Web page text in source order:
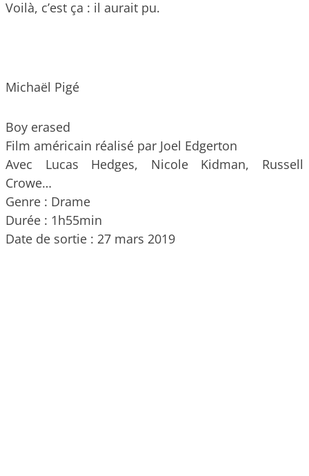
Voilà, c’est ça : il aurait pu.
Michaël Pigé
Boy erased
Film américain réalisé par Joel Edgerton
Avec Lucas Hedges, Nicole Kidman, Russell
Crowe…
Genre : Drame
Durée : 1h55min
Date de sortie : 27 mars 2019